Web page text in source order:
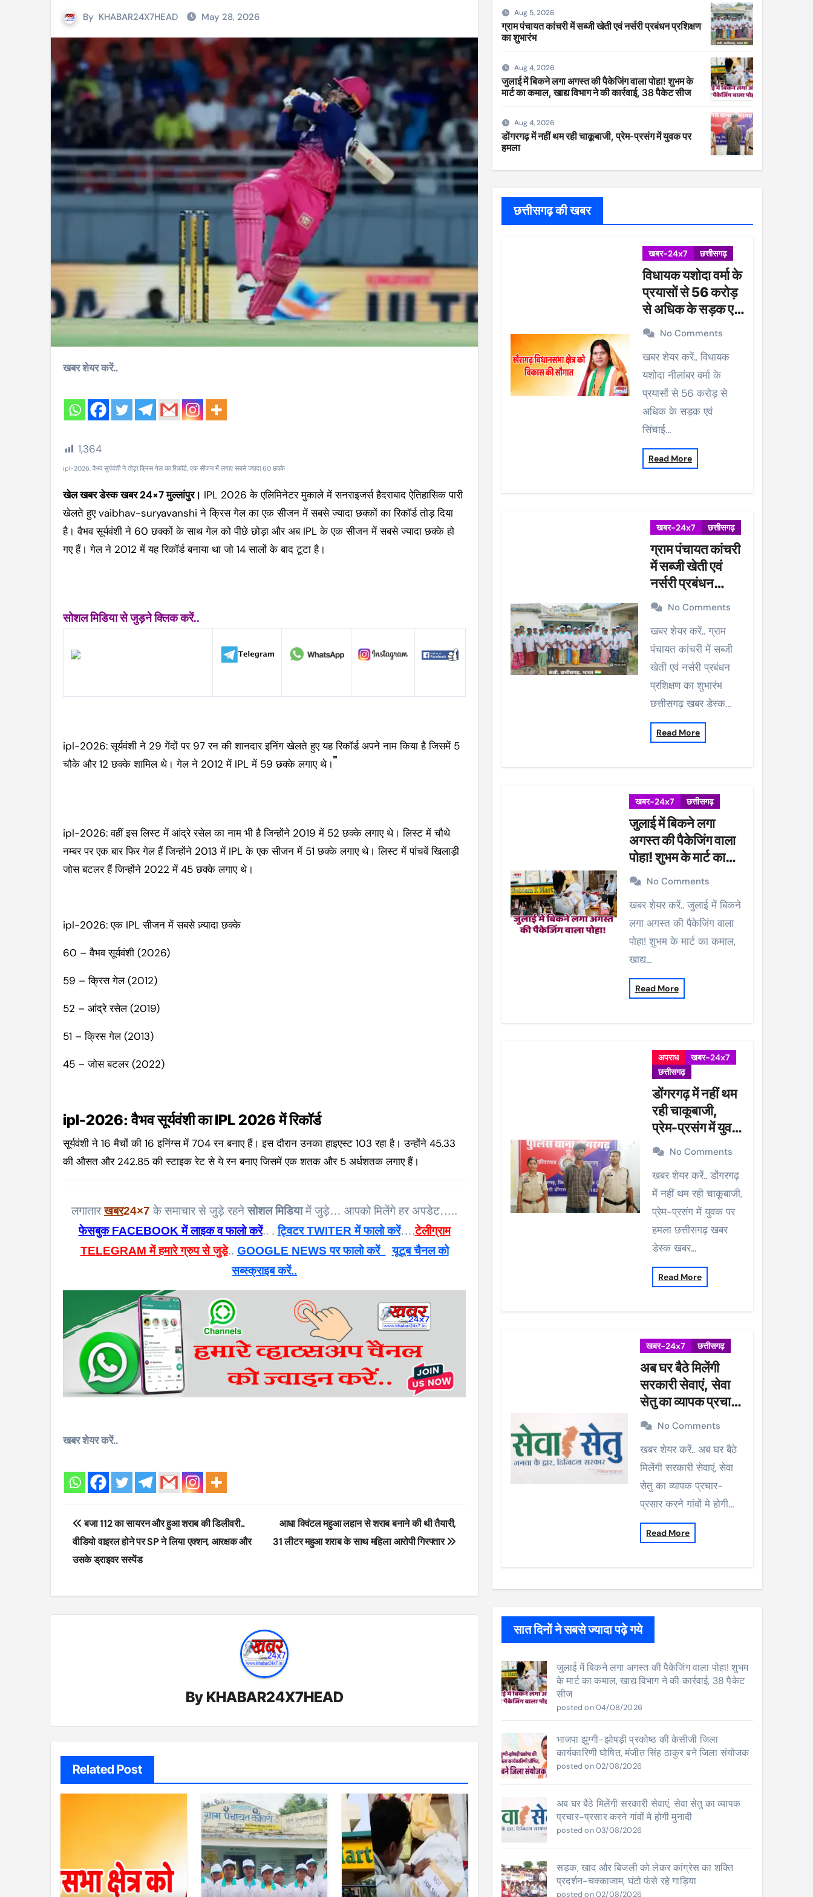
By KHABAR24X7HEAD May 28, 2026
खबर शेयर करें..
1,364
ipl-2026: वैभव सूर्यवंशी ने तोड़ा क्रिस गेल का रिकॉर्ड, एक सीजन में लगाए सबसे ज्यादा 60 छक्के
खेल खबर डेस्क खबर 24×7 मुल्लांपुर। IPL 2026 के एलिमिनेटर मुकाले में सनराइजर्स हैदराबाद ऐतिहासिक पारी
खेलते हुए vaibhav-suryavanshi ने क्रिस गेल का एक सीजन में सबसे ज्यादा छक्कों का रिकॉर्ड तोड़ दिया
है। वैभव सूर्यवंशी ने 60 छक्कों के साथ गेल को पीछे छोड़ा और अब IPL के एक सीजन में सबसे ज्यादा छक्के हो
गए हैं। गेल ने 2012 में यह रिकॉर्ड बनाया था जो 14 सालों के बाद टूटा है।
सोशल मिडिया से जुड़ने क्लिक करें..
ipl-2026: सूर्यवंशी ने 29 गेंदों पर 97 रन की शानदार इनिंग खेलते हुए यह रिकॉर्ड अपने नाम किया है जिसमें 5
चौके और 12 छक्के शामिल थे। गेल ने 2012 में IPL में 59 छक्के लगाए थे।
ipl-2026: वहीं इस लिस्ट में आंद्रे रसेल का नाम भी है जिन्होंने 2019 में 52 छक्के लगाए थे। लिस्ट में चौथे
नम्बर पर एक बार फिर गेल हैं जिन्होंने 2013 में IPL के एक सीजन में 51 छक्के लगाए थे। लिस्ट में पांचवें खिलाड़ी
जोस बटलर हैं जिन्होंने 2022 में 45 छक्के लगाए थे।
ipl-2026: एक IPL सीजन में सबसे ज़्यादा छक्के
60 – वैभव सूर्यवंशी (2026)
59 – क्रिस गेल (2012)
52 – आंद्रे रसेल (2019)
51 – क्रिस गेल (2013)
45 – जोस बटलर (2022)
ipl-2026: वैभव सूर्यवंशी का IPL 2026 में रिकॉर्ड
सूर्यवंशी ने 16 मैचों की 16 इनिंग्स में 704 रन बनाए हैं। इस दौरान उनका हाइएस्ट 103 रहा है। उन्होंने 45.33
की औसत और 242.85 की स्टाइक रेट से ये रन बनाए जिसमें एक शतक और 5 अर्धशतक लगाए हैं।
लगातारखबर24×7 के समाचार से जुड़े रहनेसोशल मिडियामें जुड़े… आपको मिलेंगे हर अपडेट…..
फेसबुक FACEBOOK में लाइक व फालो करें.. .ट्विटर TWITER में फालो करें….टेलीग्राम
TELEGRAM में हमारे ग्रुप से जुड़े.. GOOGLE NEWS पर फालो करें
यूटूब चैनल को
सब्स्क्राइब करें..
खबर शेयर करें..
Post
navigation
बजा 112 का सायरन और हुआ शराब की डिलीवरी..
वीडियो वाइरल होने पर SP ने लिया एक्शन, आरक्षक और
उसके ड्राइवर सस्पेंड
आधा क्विंटल महुआ लहान से शराब बनाने की थी तैयारी,
31 लीटर महुआ शराब के साथ महिला आरोपी गिरफ्तार
By KHABAR24X7HEAD
Related Post
Aug 5, 2026
ग्राम पंचायत कांचरी में सब्जी खेती एवं नर्सरी प्रबंधन प्रशिक्षण
का शुभारंभ
Aug 4, 2026
जुलाई में बिकने लगा अगस्त की पैकेजिंग वाला पोहा! शुभम के
मार्ट का कमाल, खाद्य विभाग ने की कार्रवाई, 38 पैकेट सीज
Aug 4, 2026
डोंगरगढ़ में नहीं थम रही चाकूबाजी, प्रेम-प्रसंग में युवक पर
हमला
छत्तीसगढ़ की खबर
खबर-24x7 छत्तीसगढ़
विधायक यशोदा वर्मा के
प्रयासों से 56 करोड़
से अधिक के सड़क एवं
सिंचाई कार्यों को मिली
प्रशासकीय स्वीकृति
No Comments
खबर शेयर करें.. विधायक
यशोदा नीलांबर वर्मा के
प्रयासों से 56 करोड़ से
अधिक के सड़क एवं
सिंचाई…
Read More
खबर-24x7 छत्तीसगढ़
ग्राम पंचायत कांचरी
में सब्जी खेती एवं
नर्सरी प्रबंधन
प्रशिक्षण का शुभारंभ
No Comments
खबर शेयर करें.. ग्राम
पंचायत कांचरी में सब्जी
खेती एवं नर्सरी प्रबंधन
प्रशिक्षण का शुभारंभ
छत्तीसगढ़ खबर डेस्क…
Read More
खबर-24x7 छत्तीसगढ़
जुलाई में बिकने लगा
अगस्त की पैकेजिंग वाला
पोहा! शुभम के मार्ट का
कमाल, खाद्य विभाग ने की
कार्रवाई, 38 पैकेट सीज
No Comments
खबर शेयर करें.. जुलाई में बिकने
लगा अगस्त की पैकेजिंग वाला
पोहा! शुभम के मार्ट का कमाल,
खाद्य…
Read More
अपराध
खबर-24x7
छत्तीसगढ़
डोंगरगढ़ में नहीं थम
रही चाकूबाजी,
प्रेम-प्रसंग में युवक
पर हमलाNo Comments
खबर शेयर करें.. डोंगरगढ़
में नहीं थम रही चाकूबाजी,
प्रेम-प्रसंग में युवक पर
हमला छत्तीसगढ़ खबर
डेस्क खबर…
Read More
खबर-24x7 छत्तीसगढ़
अब घर बैठे मिलेंगी
सरकारी सेवाएं, सेवा
सेतु का व्यापक प्रचार-
प्रसार करने गांवों मे
होगी मुनादी
No Comments
खबर शेयर करें.. अब घर बैठे
मिलेंगी सरकारी सेवाएं, सेवा
सेतु का व्यापक प्रचार-
प्रसार करने गांवों मे होगी…
Read More
सात दिनों ने सबसे ज्यादा पढ़े गये
जुलाई में बिकने लगा अगस्त की पैकेजिंग वाला पोहा! शुभम
के मार्ट का कमाल, खाद्य विभाग ने की कार्रवाई, 38 पैकेट
सीज
posted on 04/08/2026
भाजपा झुग्गी-झोपड़ी प्रकोष्ठ की केसीजी जिला
कार्यकारिणी घोषित, मंजीत सिंह ठाकुर बने जिला संयोजक
posted on 02/08/2026
अब घर बैठे मिलेंगी सरकारी सेवाएं, सेवा सेतु का व्यापक
प्रचार-प्रसार करने गांवों मे होगी मुनादी
posted on 03/08/2026
सड़क, खाद और बिजली को लेकर कांग्रेस का शक्ति
प्रदर्शन-चक्काजाम, घंटो फंसे रहे गाड़िया
posted on 02/08/2026